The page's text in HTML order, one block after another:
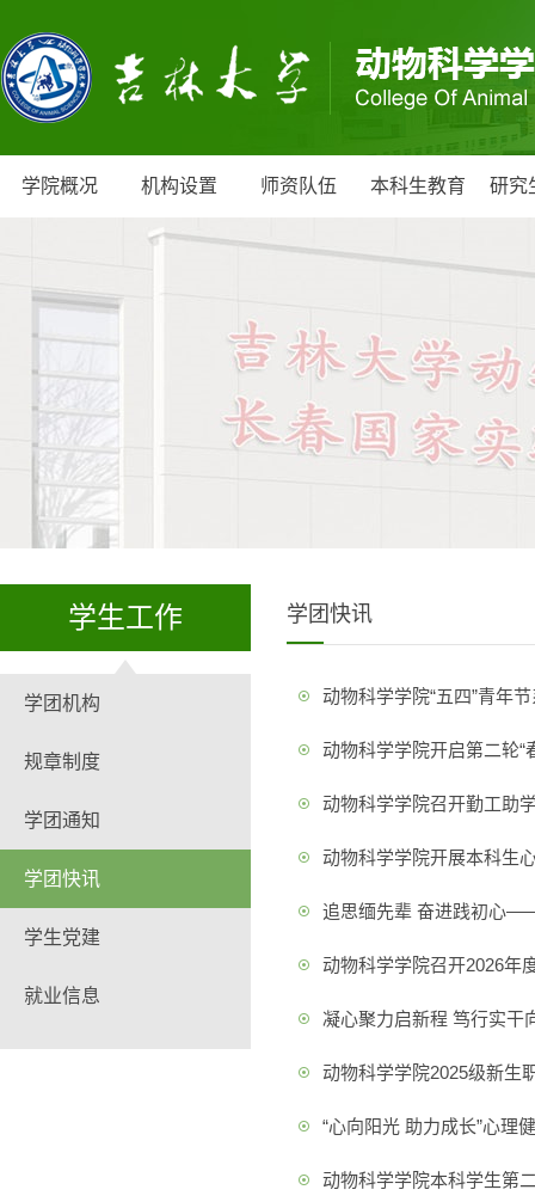
学院概况 机构设置 师资队伍 本科生教育 研究
学生工作
学团机构
规章制度
学团通知
学团快讯
学生党建
就业信息
学团快讯
动物科学学院“五四”青年
动物科学学院开启第二轮“
动物科学学院召开勤工助
动物科学学院开展本科生
追思缅先辈 奋进践初心
动物科学学院召开2026年
凝心聚力启新程 笃行实
动物科学学院2025级新生
“心向阳光 助力成长”心理
动物科学学院本科学生第